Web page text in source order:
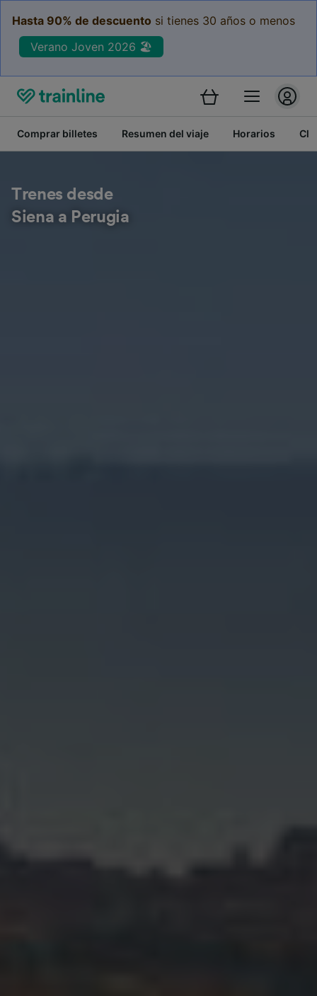
Hasta 90% de descuento si tienes 30 años o menos
Verano Joven 2026 🏖️
Comprar billetes Resumen del viaje Horarios
Trenes desde
Siena a Perugia